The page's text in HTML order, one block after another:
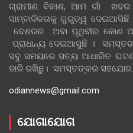
ଗ୍ରାମୀଣ ବିକାଶ, ଆମ ଗାଁ
ସାମ୍ବାଦିକତାକୁ ଗୁରୁତ୍ୱ
ଦେଶରର ଅବା ପୃଥିବୀର କୋଣ
ପ୍ରାଧାନ୍ୟ ଦେଇଆସୁଛି ।
ସବୁ ସମୟରେ ସତ୍ୟ ଆଧାରିତ
ଜାରି ରଖିଛୁ। ସମସ୍ତଙ୍କର ସହଯୋଗ
odiannews@gmail.com
ଯୋଗାଯୋଗ